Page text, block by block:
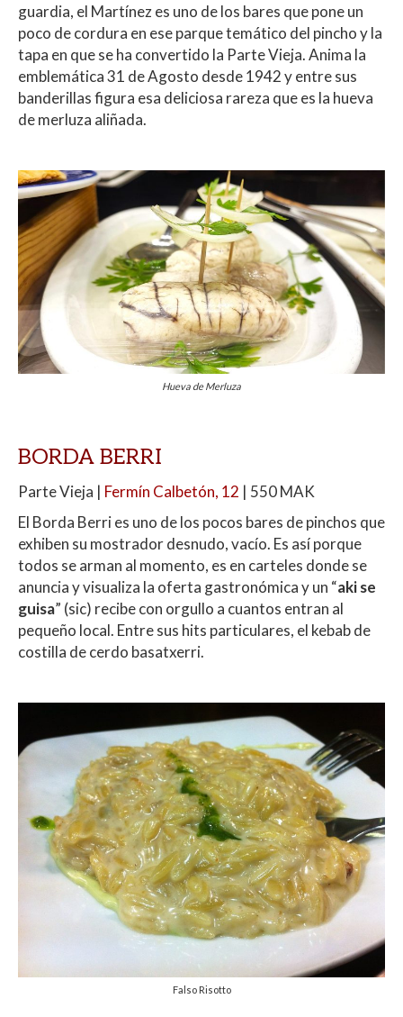
guardia, el Martínez es uno de los bares que pone un
poco de cordura en ese parque temático del pincho y la
tapa en que se ha convertido la Parte Vieja. Anima la
emblemática 31 de Agosto desde 1942 y entre sus
banderillas figura esa deliciosa rareza que es la hueva
de merluza aliñada.
Hueva de Merluza
BORDA BERRI
Parte Vieja | Fermín Calbetón, 12 | 550 MAK
El Borda Berri es uno de los pocos bares de pinchos que
exhiben su mostrador desnudo, vacío. Es así porque
todos se arman al momento, es en carteles donde se
anuncia y visualiza la oferta gastronómica y un “aki se
guisa” (sic) recibe con orgullo a cuantos entran al
pequeño local. Entre sus hits particulares, el kebab de
costilla de cerdo basatxerri.
Falso Risotto